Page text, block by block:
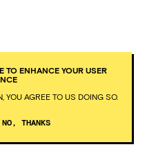
TO ENHANCE YOUR USER
AGREE TO US DOING SO.
NO, THANKS